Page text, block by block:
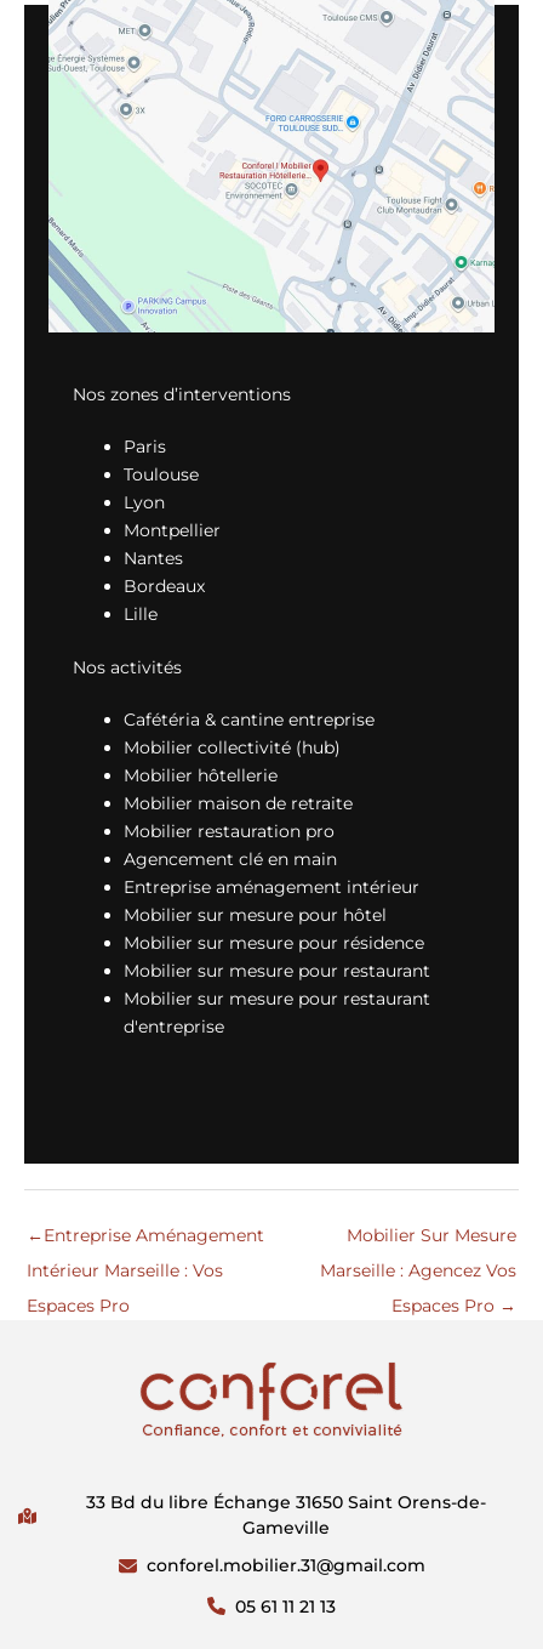
Nos zones d’interventions
Paris
Toulouse
Lyon
Montpellier
Nantes
Bordeaux
Lille
Nos activités
Cafétéria & cantine entreprise
Mobilier collectivité (hub)
Mobilier hôtellerie
Mobilier maison de retraite
Mobilier restauration pro
Agencement clé en main
Entreprise aménagement intérieur
Mobilier sur mesure pour hôtel
Mobilier sur mesure pour résidence
Mobilier sur mesure pour restaurant
Mobilier sur mesure pour restaurant
d'entreprise
←Entreprise Aménagement
Intérieur Marseille : Vos
Espaces Pro
Mobilier Sur Mesure
Marseille : Agencez Vos
Espaces Pro →
33 Bd du libre Échange 31650 Saint Orens-de-
Gameville
conforel.mobilier.31@gmail.com
05 61 11 21 13